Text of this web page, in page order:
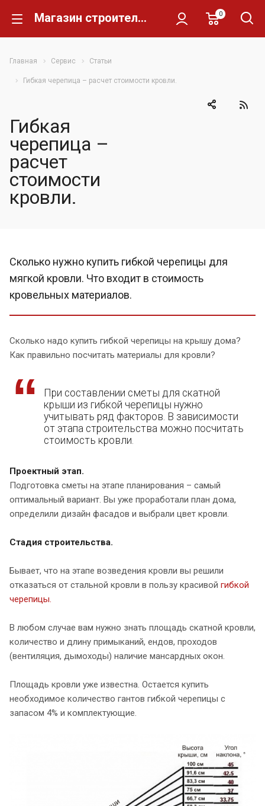
Магазин строительных материалов Склад Кирпича 0
Главная Сервис Статьи
Гибкая черепица – расчет стоимости кровли.
Гибкая
черепица –
расчет
стоимости
кровли.
Сколько нужно купить гибкой черепицы для
мягкой кровли. Что входит в стоимость
кровельных материалов.
Сколько надо купить гибкой черепицы на крышу дома?
Как правильно посчитать материалы для кровли?
При составлении сметы для скатной
крыши из гибкой черепицы нужно
учитывать ряд факторов. В зависимости
от этапа строительства можно посчитать
стоимость кровли.
Проектный этап.
Подготовка сметы на этапе планирования – самый
оптимальный вариант. Вы уже проработали план дома,
определили дизайн фасадов и выбрали цвет кровли.
Стадия строительства.
Бывает, что на этапе возведения кровли вы решили
отказаться от стальной кровли в пользу красивой гибкой
черепицы.
В любом случае вам нужно знать площадь скатной кровли,
количество и длину примыканий, ендов, проходов
(вентиляция, дымоходы) наличие мансардных окон.
Площадь кровли уже известна. Остается купить
необходимое количество гантов гибкой черепицы с
запасом 4% и комплектующие.